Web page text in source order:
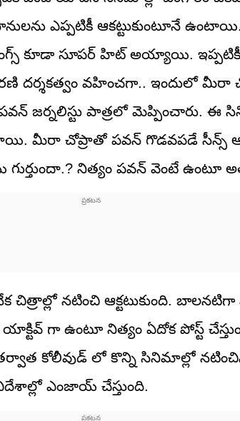
ఎప్పటికీ ఆకట్టుకుంటూనే
కూడా సూపర్ హిట్ అయ్యాయి.
దర్శకత్వం వహించగా.. ఇందులో మీరా
జర్నలిస్టు పాత్రలో మెప్పించారు.
మీరా చోప్రాతో పవన్ గొడవపడే సీన్స్
నిత్యం పవన్ వెంటే ఉంటూ
నటించి ఆక్టటుకుంది.
గా ఉంటూ నిత్యం ఏదోక పోస్ట్
కోలీవుడ్ లో కొన్ని సినిమాల్లో
ఎంజాయ్ చేస్తుంది.